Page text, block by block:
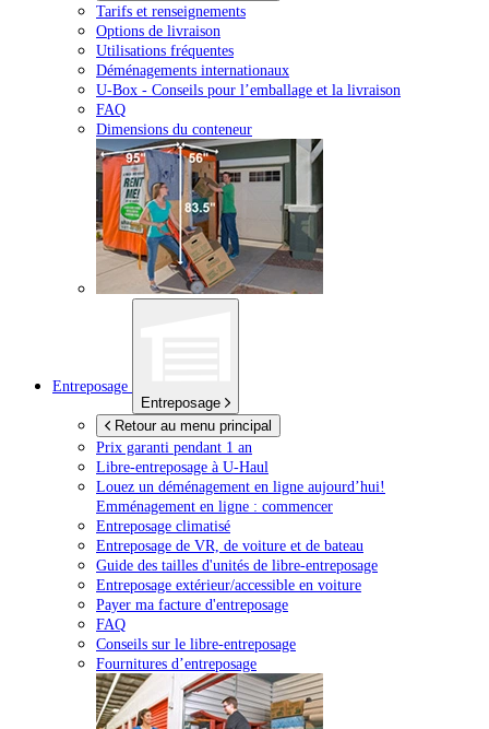
Tarifs et renseignements
Options de livraison
Utilisations fréquentes
Déménagements internationaux
U-Box - Conseils pour l’emballage et la livraison
FAQ
Dimensions du conteneur
Entreposage
Entreposage
Retour au menu principal
Prix garanti pendant 1 an
Libre-entreposage à U-Haul
Louez un déménagement en ligne aujourd’hui!
Emménagement en ligne : commencer
Entreposage climatisé
Entreposage de VR, de voiture et de bateau
Guide des tailles d'unités de libre-entreposage
Entreposage extérieur/accessible en voiture
Payer ma facture d'entreposage
FAQ
Conseils sur le libre-entreposage
Fournitures d’entreposage